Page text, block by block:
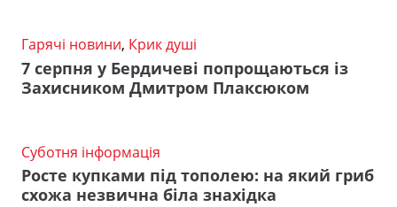
Гарячі новини, Крик душі
7 серпня у Бердичеві попрощаються із
Захисником Дмитром Плаксюком
Суботня інформація
Росте купками під тополею: на який гриб
схожа незвична біла знахідка